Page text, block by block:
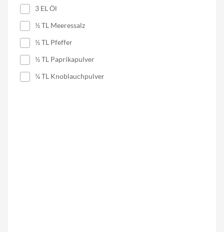
3 EL Öl
½ TL Meeressalz
½ TL Pfeffer
½ TL Paprikapulver
¼ TL Knoblauchpulver